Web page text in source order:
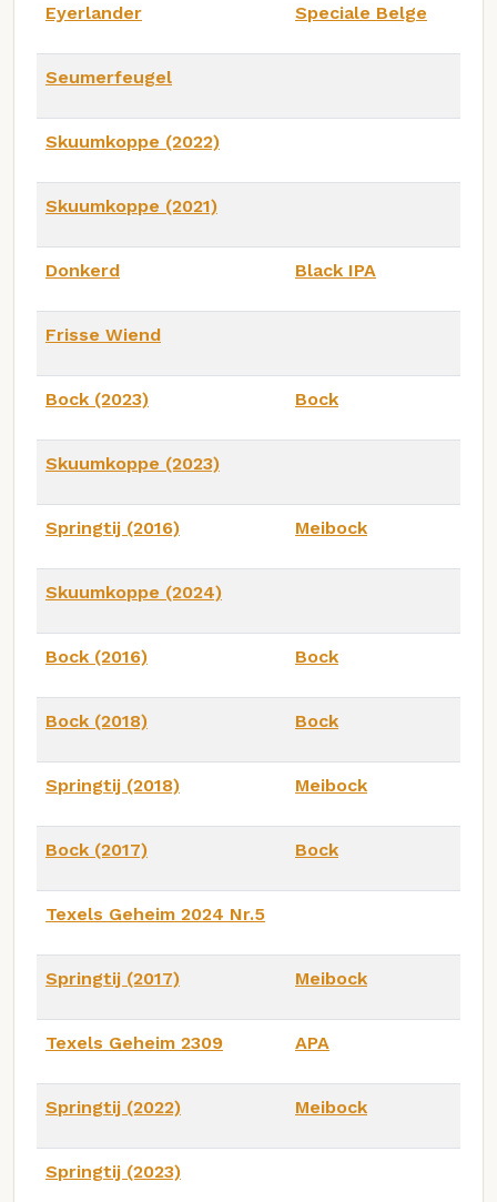
Eyerlander Speciale Belge
Seumerfeugel
Skuumkoppe (2022)
Skuumkoppe (2021)
Donkerd Black IPA
Frisse Wiend
Bock (2023) Bock
Skuumkoppe (2023)
Springtij (2016) Meibock
Skuumkoppe (2024)
Bock (2016) Bock
Bock (2018) Bock
Springtij (2018) Meibock
Bock (2017) Bock
Texels Geheim 2024 Nr.5
Springtij (2017) Meibock
Texels Geheim 2309 APA
Springtij (2022) Meibock
Springtij (2023)